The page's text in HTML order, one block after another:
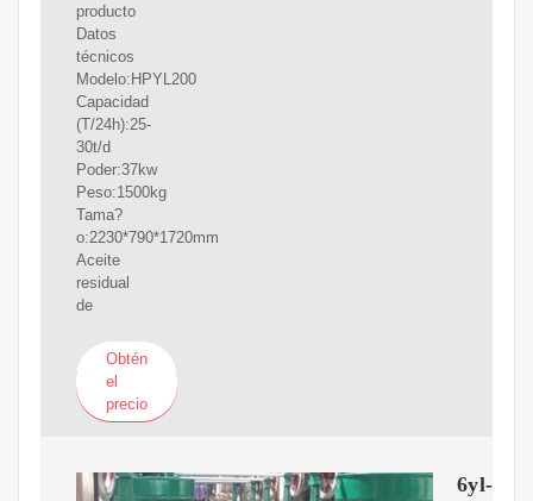
producto
Datos
técnicos
Modelo:HPYL200
Capacidad
(T/24h):25-
30t/d
Poder:37kw
Peso:1500kg
Tama?
o:2230*790*1720mm
Aceite
residual
de
Obtén
el
precio
6yl-